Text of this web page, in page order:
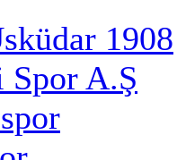
1908
Spor A.Ş